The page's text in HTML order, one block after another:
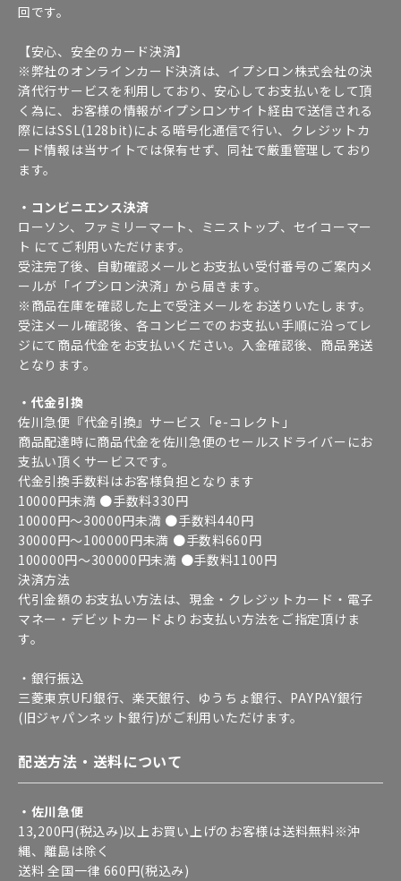
回です。
【安心、安全のカード決済】
※弊社のオンラインカード決済は、イプシロン株式会社の決
済代行サービスを利用しており、安心してお支払いをして頂
く為に、お客様の情報がイプシロンサイト経由で送信される
際にはSSL(128bit)による暗号化通信で行い、クレジットカ
ード情報は当サイトでは保有せず、同社で厳重管理しており
ます。
・コンビニエンス決済
ローソン、ファミリーマート、ミニストップ、セイコーマー
ト にてご利用いただけます。
受注完了後、自動確認メールとお支払い受付番号のご案内メ
ールが「イプシロン決済」から届きます。
※商品在庫を確認した上で受注メールをお送りいたします。
受注メール確認後、各コンビニでのお支払い手順に沿ってレ
ジにて商品代金をお支払いください。入金確認後、商品発送
となります。
・代金引換
佐川急便『代金引換』サービス「e-コレクト」
商品配達時に商品代金を佐川急便のセールスドライバーにお
支払い頂くサービスです。
代金引換手数料はお客様負担となります
10000円未満 ●手数料330円
10000円～30000円未満 ●手数料440円
30000円～100000円未満 ●手数料660円
100000円～300000円未満 ●手数料1100円
決済方法
代引金額のお支払い方法は、現金・クレジットカード・電子
マネー・デビットカードよりお支払い方法をご指定頂けま
す。
・銀行振込
三菱東京UFJ銀行、楽天銀行、ゆうちょ銀行、PAYPAY銀行
(旧ジャパンネット銀行)がご利用いただけます。
配送方法・送料について
・佐川急便
13,200円(税込み)以上お買い上げのお客様は送料無料※沖
縄、離島は除く
送料 全国一律 660円(税込み)